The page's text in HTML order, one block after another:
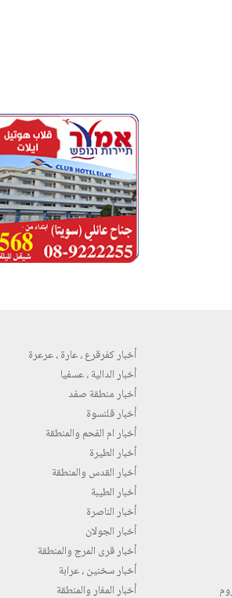
أخبار كفرقرع ، عارة ، عرعرة
أخبار الدالية ، عسفيا
أخبار منطقة صفد
أخبار قلنسوة
أخبار ام الفحم والمنطقة
أخبار الطيرة
أخبار القدس والمنطقة
أخبار الطيبة
أخبار الناصرة
أخبار الجولان
أخبار قرى المرج والمنطقة
أخبار سخنين ، عرابة
أخبار المغار والمنطقة